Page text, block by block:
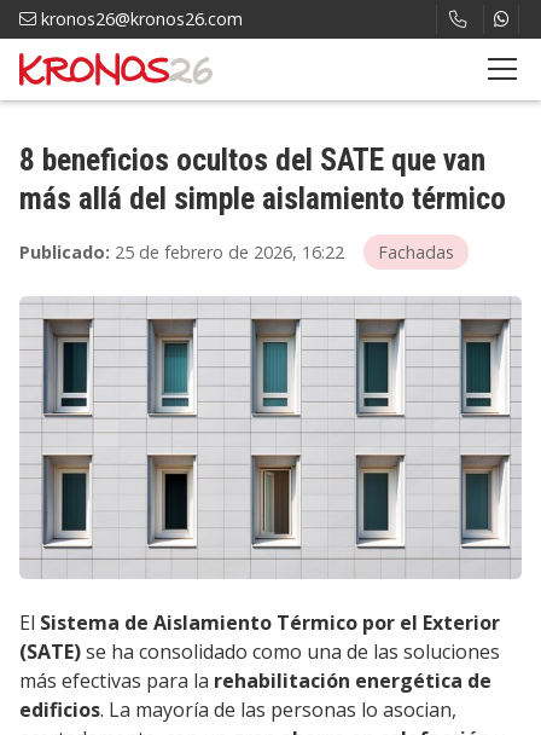
kronos26@kronos26.com
8 beneficios ocultos del SATE que van
más allá del simple aislamiento térmico
Publicado: 25 de febrero de 2026, 16:22 Fachadas
El Sistema de Aislamiento Térmico por el Exterior
(SATE)se ha consolidado como una de las soluciones
más efectivas para la rehabilitación energética de
edificios. La mayoría de las personas lo asocian,